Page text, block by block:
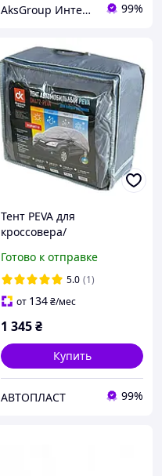
AksGroup Интернет-магазин автотоваров aksgroup.com.ua 99%
Тент PEVA для
кроссовера/
480×195×155 см | С
флизелиновой
подкладкой, DK472-PEVA-
3L
Готово к отправке
5.0 (1)
от 134₴/мес
1 345₴
Купить
АВТОПЛАСТ 99%